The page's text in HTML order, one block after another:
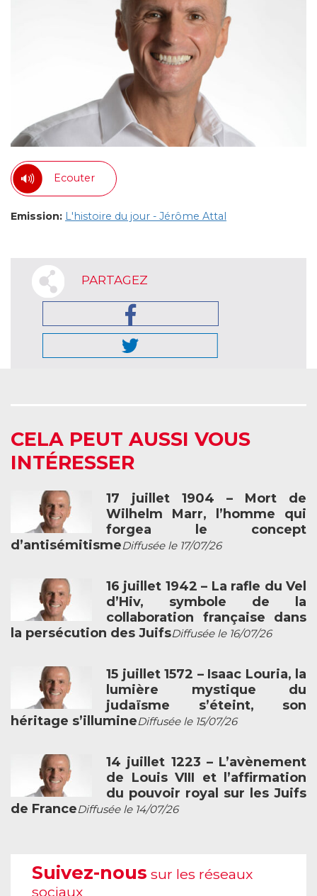
Ecouter
Emission: L'histoire du jour - Jérôme Attal
PARTAGEZ
CELA PEUT AUSSI VOUS
INTÉRESSER
17 juillet 1904 – Mort de
Wilhelm Marr, l’homme qui
forgea le concept
d’antisémitismeDiffusée le 17/07/26
16 juillet 1942 – La rafle du Vel
d’Hiv, symbole de la
collaboration française dans
la persécution des JuifsDiffusée le 16/07/26
15 juillet 1572 – Isaac Louria, la
lumière mystique du
judaïsme s’éteint, son
héritage s’illumineDiffusée le 15/07/26
14 juillet 1223 – L’avènement
de Louis VIII et l’affirmation
du pouvoir royal sur les Juifs
de FranceDiffusée le 14/07/26
Suivez-nous sur les réseaux
sociaux